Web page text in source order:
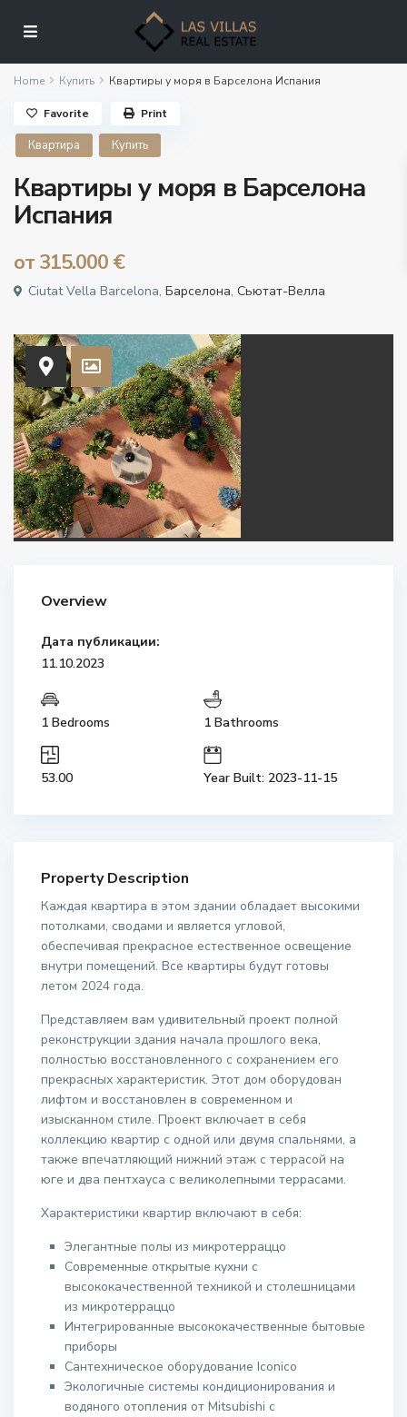
Home Купить Квартиры у моря в Барселона Испания
Квартира Купить
Квартиры у моря в Барселона
Испания
от 315.000 €
Ciutat Vella Barcelona,Барселона, Сьютат-Велла
Favorite Print
Overview
Дата публикации:
11.10.2023
1 Bedrooms 1 Bathrooms
53.00 Year Built: 2023-11-15
Property Description
Каждая квартира в этом здании обладает высокими
потолками, сводами и является угловой,
обеспечивая прекрасное естественное освещение
внутри помещений. Все квартиры будут готовы
летом 2024 года.
Представляем вам удивительный проект полной
реконструкции здания начала прошлого века,
полностью восстановленного с сохранением его
прекрасных характеристик. Этот дом оборудован
лифтом и восстановлен в современном и
изысканном стиле. Проект включает в себя
коллекцию квартир с одной или двумя спальнями, а
также впечатляющий нижний этаж с террасой на
юге и два пентхауса с великолепными террасами.
Характеристики квартир включают в себя:
Элегантные полы из микротерраццо
Современные открытые кухни с
высококачественной техникой и столешницами
из микротерраццо
Интегрированные высококачественные бытовые
приборы
Сантехническое оборудование Iconico
Экологичные системы кондиционирования и
водяного отопления от Mitsubishi с